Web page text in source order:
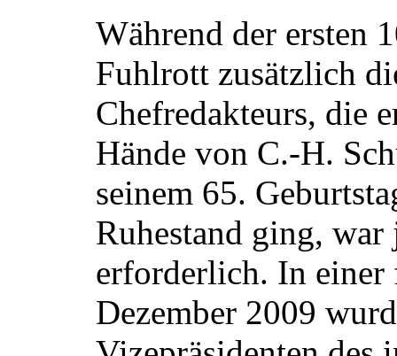
Während der ersten
Fuhlrott zusätzlich
Chefredakteurs, die
Hände von C.-H.
seinem 65.
Ruhestand ging, war
erforderlich. In einer
Dezember 2009